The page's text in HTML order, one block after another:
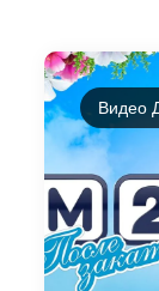
Видео